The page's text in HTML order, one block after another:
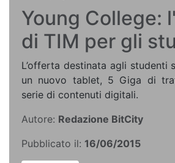
Young College:
di TIM per gli
L’offerta destinata agli studenti
un nuovo tablet, 5 Giga di
serie di contenuti digitali.
Autore: Redazione BitCity
Pubblicato il: 16/06/2015